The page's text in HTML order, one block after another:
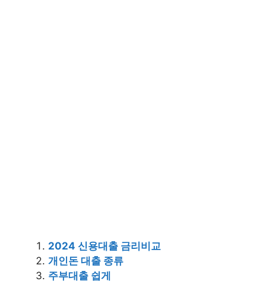
2024 신용대출 금리비교
개인돈 대출 종류
주부대출 쉽게